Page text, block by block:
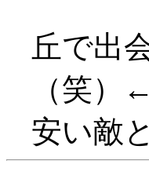
丘で出
（笑
安い敵